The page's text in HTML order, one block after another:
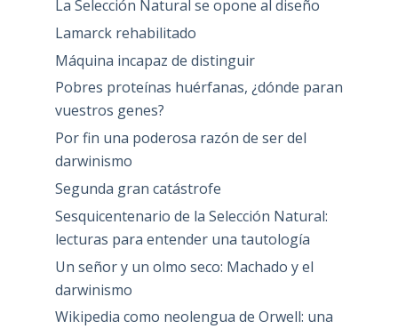
La Selección Natural se opone al diseño
Lamarck rehabilitado
Máquina incapaz de distinguir
Pobres proteínas huérfanas, ¿dónde paran
vuestros genes?
Por fin una poderosa razón de ser del
darwinismo
Segunda gran catástrofe
Sesquicentenario de la Selección Natural:
lecturas para entender una tautología
Un señor y un olmo seco: Machado y el
darwinismo
Wikipedia como neolengua de Orwell: una